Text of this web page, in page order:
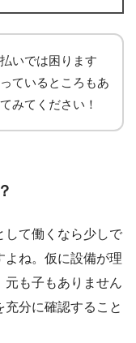
いでは困ります
ているところもあ
みてください！
して働くなら少しで
よね。仮に設備が理
元も子もありません
分に確認すること